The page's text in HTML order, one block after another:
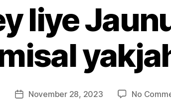
liye
PostNovember 28, 2023 No